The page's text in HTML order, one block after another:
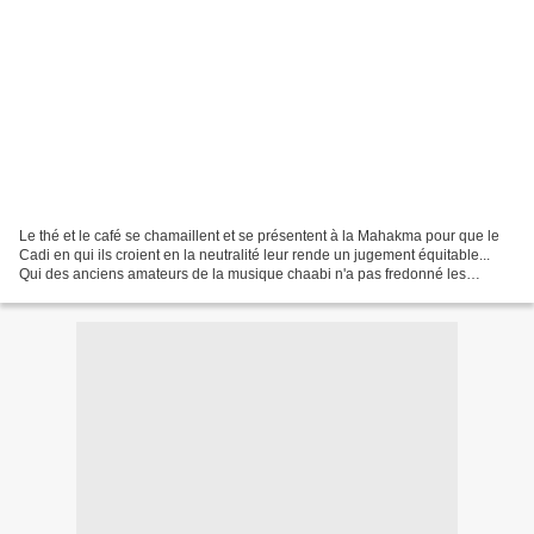
Le thé et le café se chamaillent et se présentent à la Mahakma pour que le
Cadi en qui ils croient en la neutralité leur rende un jugement équitable...
Qui des anciens amateurs de la musique chaabi n'a pas fredonné les